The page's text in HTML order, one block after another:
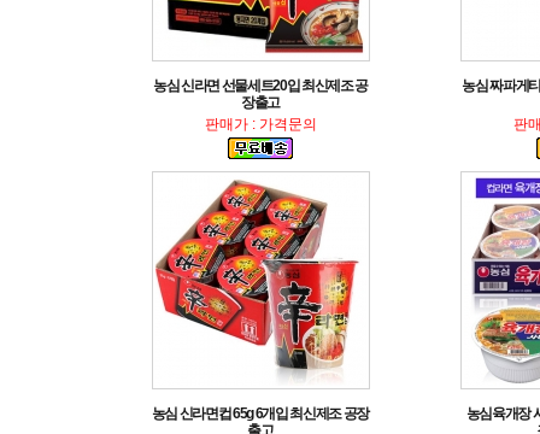
장출고
판매가 : 가격문의
판
출고